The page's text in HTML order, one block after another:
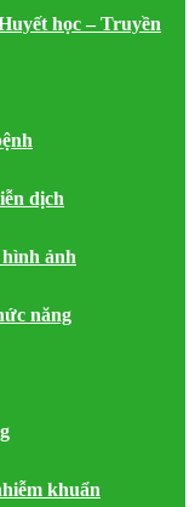
học – Truyền
dịch
ảnh
năng
khuẩn